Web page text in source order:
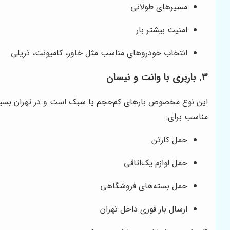
مسیرهای طولانی
امنیت بیشتر بار
انتخاب خودروهای مناسب مثل خاور، کامیونت، تریلی
۳. باربری با وانت و نیسان
این نوع مخصوص بارهای کم‌حجم یا سبک است و در تهران
مناسب برای:
حمل کارتن
حمل لوازم یک‌اتاقی
حمل بسته‌های فروشگاهی
ارسال بار فوری داخل تهران